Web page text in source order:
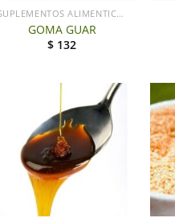
SUPLEMENTOS ALIMENTICIOS
GOMA GUAR
$ 132